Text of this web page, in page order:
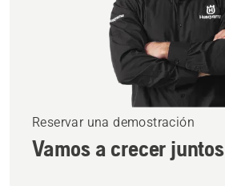
Reservar una demostración
Vamos a crecer juntos